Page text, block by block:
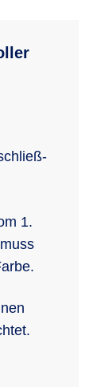
1.